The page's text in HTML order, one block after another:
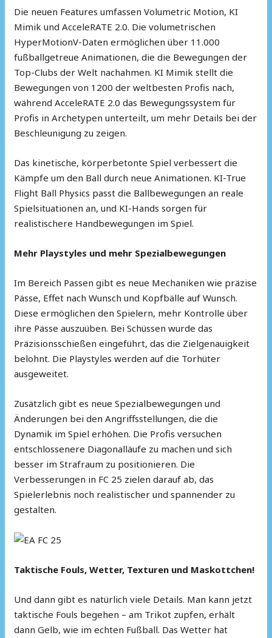
Die neuen Features umfassen Volumetric Motion, KI
Mimik und AcceleRATE 2.0. Die volumetrischen
HyperMotionV-Daten ermöglichen über 11.000
fußballgetreue Animationen, die die Bewegungen der
Top-Clubs der Welt nachahmen. KI Mimik stellt die
Bewegungen von 1200 der weltbesten Profis nach,
während AcceleRATE 2.0 das Bewegungssystem für
Profis in Archetypen unterteilt, um mehr Details bei der
Beschleunigung zu zeigen.
Das kinetische, körperbetonte Spiel verbessert die
Kämpfe um den Ball durch neue Animationen. KI-True
Flight Ball Physics passt die Ballbewegungen an reale
Spielsituationen an, und KI-Hands sorgen für
realistischere Handbewegungen im Spiel.
Mehr Playstyles und mehr Spezialbewegungen
Im Bereich Passen gibt es neue Mechaniken wie präzise
Pässe, Effet nach Wunsch und Kopfbälle auf Wunsch.
Diese ermöglichen den Spielern, mehr Kontrolle über
ihre Pässe auszuüben. Bei Schüssen wurde das
Präzisionsschießen eingeführt, das die Zielgenauigkeit
belohnt. Die Playstyles werden auf die Torhüter
ausgeweitet.
Zusätzlich gibt es neue Spezialbewegungen und
Änderungen bei den Angriffsstellungen, die die
Dynamik im Spiel erhöhen. Die Profis versuchen
entschlossenere Diagonalläufe zu machen und sich
besser im Strafraum zu positionieren. Die
Verbesserungen in FC 25 zielen darauf ab, das
Spielerlebnis noch realistischer und spannender zu
gestalten.
Taktische Fouls, Wetter, Texturen und Maskottchen!
Und dann gibt es natürlich viele Details. Man kann jetzt
taktische Fouls begehen – am Trikot zupfen, erhält
dann Gelb, wie im echten Fußball. Das Wetter hat